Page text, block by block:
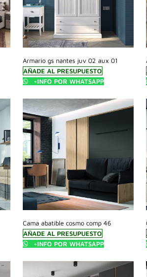
Armario gs nantes juv 02 aux 01
AÑADE AL PRESUPUESTO
+INFO POR WHATSAPP
Cama abatible cosmo comp 46
AÑADE AL PRESUPUESTO
+INFO POR WHATSAPP